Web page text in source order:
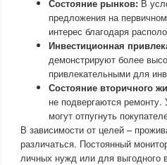
Состояние рынков: В
предложения на
интерес благодаря
Инвестиционная
демонстрируют более
привлекательными для
Состояние вторичного
не подвергаются ремонту.
могут отпугнуть
В зависимости от целей –
различаться. Постоянный
личных нужд или для выгодного